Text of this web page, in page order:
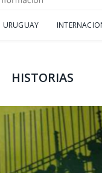
URUGUAY
HISTORIAS